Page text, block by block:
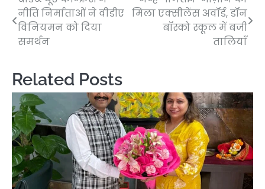
navigation
नीति निर्माताओं ने वीडीए
विनियमन को दिया
समर्थन
मिला एक्सीलेंस अवॉर्ड, डॉन
बॉस्को स्कूल में बजी
तालियाँ
Related Posts